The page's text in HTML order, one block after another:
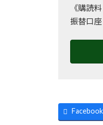
《購読
振替口
Facebook